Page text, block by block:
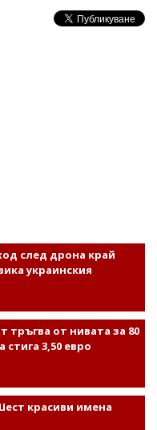
след дрона край
украинския
тръгва от нивата за 80
стига 3,50 евро
красиви имена